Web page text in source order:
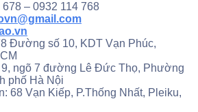
– 0932 114 768
Đường số 10, KDT Vạn Phúc,
ngõ 7 đường Lê Đức Thọ, Phường
phố Hà Nội
68 Vạn Kiếp, P.Thống Nhất, Pleiku,